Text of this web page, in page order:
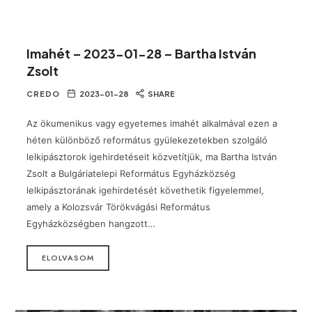
Imahét – 2023-01-28 – Bartha István
Zsolt
CREDO 2023-01-28 SHARE
Az ökumenikus vagy egyetemes imahét alkalmával ezen a
héten különböző református gyülekezetekben szolgáló
lelkipásztorok igehirdetéseit közvetítjük, ma Bartha István
Zsolt a Bulgáriatelepi Református Egyházközség
lelkipásztorának igehirdetését követhetik figyelemmel,
amely a Kolozsvár Törökvágási Református
Egyházközségben hangzott…
ELOLVASOM